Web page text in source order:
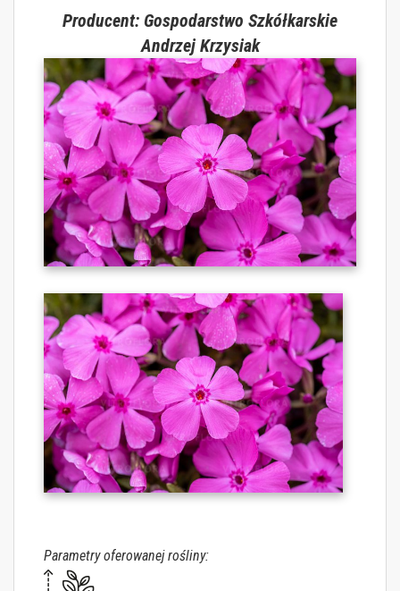
Producent: Gospodarstwo Szkółkarskie
Andrzej Krzysiak
Parametry oferowanej rośliny: